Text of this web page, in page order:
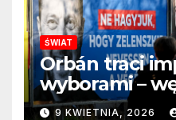
ŚWIAT
Orbán traci
wyborami –
propaganda
9 KWIETNIA, 2026